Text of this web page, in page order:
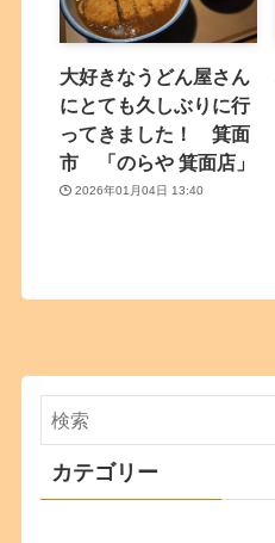
大好きなうどん屋さん
にとても久しぶりに行
ってきました！ 箕面
市 「のらや 箕面店」
2026年01月04日 13:40
カテゴリー